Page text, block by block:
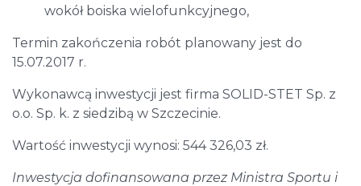
wokół boiska wielofunkcyjnego,
Termin zakończenia robót planowany jest do
15.07.2017 r.
Wykonawcą inwestycji jest firma SOLID-STET Sp. z
o.o. Sp. k. z siedzibą w Szczecinie.
Wartość inwestycji wynosi: 544 326,03 zł.
Inwestycja dofinansowana przez Ministra Sportu i